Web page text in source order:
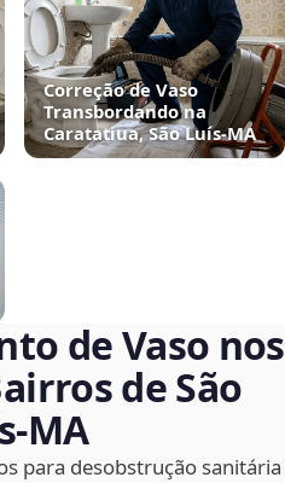
Correção de Vaso
Transbordando na
Caratatiua, São Luís‑MA
de Vaso nos
de São
para desobstrução sanitária